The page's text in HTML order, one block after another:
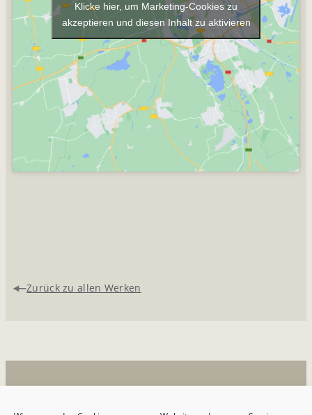
Klicke hier, um Marketing-Cookies zu
akzeptieren und diesen Inhalt zu aktivieren
Zurück zu allen Werken
2026 © Die Sammlung Reuschel